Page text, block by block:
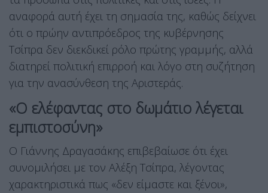
αναφορά αυτή έχει τη σημασία της, καθώς δείχνει
ότι ο πρώην αντιπρόεδρος της κυβέρνησης
Τσίπρα δεν διεκδικεί ρόλο πρώτης γραμμής, αλλά
διατηρεί πολιτική επιρροή και λόγο στη συζήτηση
για την ανασύνθεση της Αριστεράς.
«Ο ελέφαντας στο δωμάτιο λέγεται
εμπιστοσύνη»
Ο Γιάννης Δραγασάκης επιβεβαίωσε ότι έχει
συνομιλήσει με τον Αλέξη Τσίπρα, λέγοντας
χαρακτηριστικά πως «δεν είμαστε και ξένοι»,